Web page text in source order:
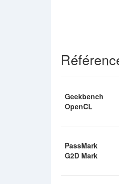
Geekbench
OpenCL
PassMark
G2D Mark